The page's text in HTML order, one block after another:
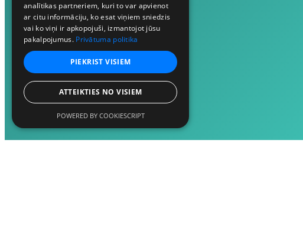
analītikas partneriem, kuri to var apvienot
ar citu informāciju, ko esat viņiem sniedzis
vai ko viņi ir apkopojuši, izmantojot jūsu
pakalpojumus. Privātuma politika
PIEKRIST VISIEM
ATTEIKTIES NO VISIEM
POWERED BY COOKIESCRIPT